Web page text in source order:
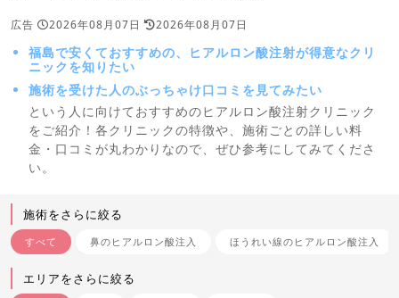
広告 2026年08月07日 2026年08月07日
福島で安くておすすめの、ヒアルロン酸注射が得意なクリ
ニックを知りたい
施術を受けた人のぶっちゃけ口コミを見てみたい
という人に向けておすすめのヒアルロン酸注射クリニック
をご紹介！各クリニックの特徴や、施術ごとの詳しい料
金・口コミが丸わかりなので、ぜひ参考にしてみてくださ
い。
施術をさらに絞る
すべて 鼻のヒアルロン酸注入 ほうれい線のヒアルロン酸注入
エリアをさらに絞る